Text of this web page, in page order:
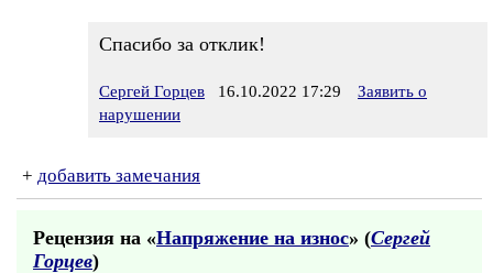
Спасибо за отклик!
Сергей Горцев 16.10.2022 17:29
Заявить о
нарушении
+ добавить замечания
Рецензия на «Напряжение на износ» (Сергей
Горцев)